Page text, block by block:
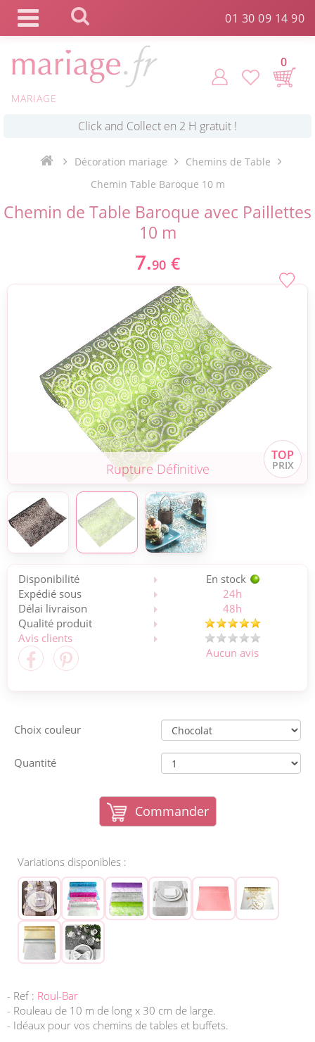
01 30 09 14 90
MARIAGE
0
Commande expédiée en 24h ! *
Livraison point relais gratuit dès 89 € ! *
Payez votre commande en 4X sans frais
Décoration mariage
Chemins de Table
Chemin Table Baroque 10 m
Chemin de Table Baroque avec Paillettes
10 m
7.90 €
Rupture Définitive
Disponibilité
En stock
Expédié sous
24h
Délai livraison
48h
Qualité produit
Avis clients
Aucun avis
Choix couleur
Quantité
Commander
Variations disponibles :
- Ref : Roul-Bar
- Rouleau de 10 m de long x 30 cm de large.
- Idéaux pour vos chemins de tables et buffets.
Panneau de gestion des cookies